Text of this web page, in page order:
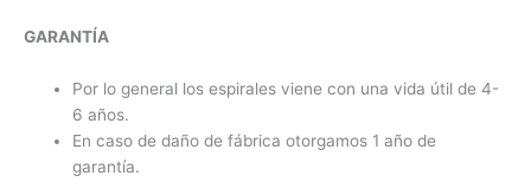
GARANTÍA
Por lo general los espirales viene con una vida útil de 4-
6 años.
En caso de daño de fábrica otorgamos 1 año de
garantía.